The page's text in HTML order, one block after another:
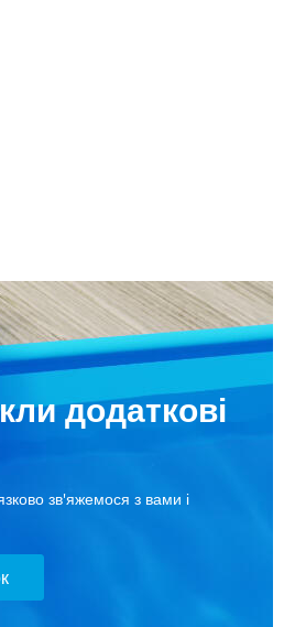
додаткові
зв'яжемося з вами і